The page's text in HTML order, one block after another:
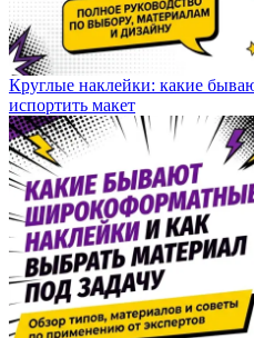
Круглые наклейки: какие
испортить макет